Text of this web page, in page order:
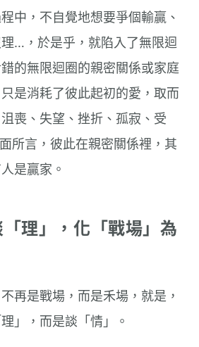
中，不自覺地想要爭個輸贏、
…，於是乎，就陷入了無限迴
的無限迴圈的親密關係或家庭
是消耗了彼此起初的愛，取而
喪、失望、挫折、孤寂、受
所言，彼此在親密關係裡，其
是贏家。
理」，化「戰場」為
再是戰場，而是禾場，就是，
」，而是談「情」。